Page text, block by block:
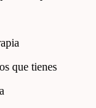
que tienes